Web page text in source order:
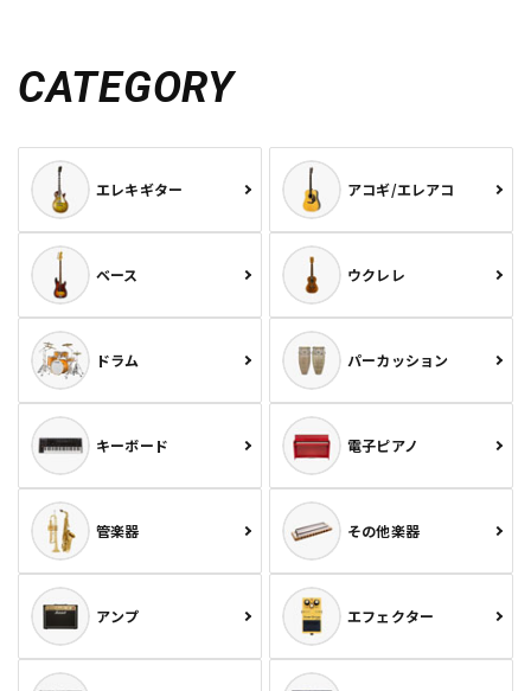
CATEGORY
エレキギター アコギ/エレアコ
ベース ウクレレ
ドラム パーカッション
キーボード 電子ピアノ
管楽器 その他楽器
アンプ エフェクター